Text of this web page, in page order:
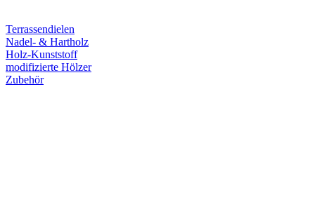
Terrassendielen
Nadel- & Hartholz
Holz-Kunststoff
modifizierte Hölzer
Zubehör